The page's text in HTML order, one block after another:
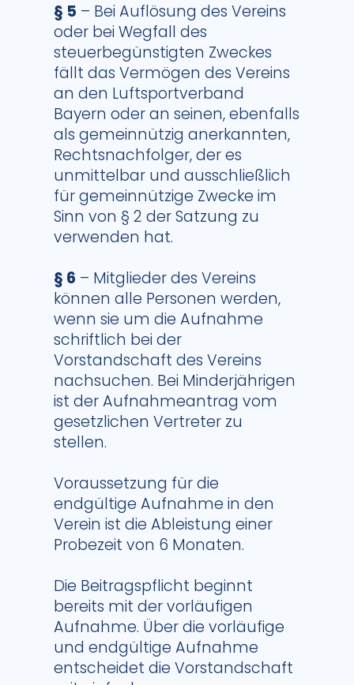
§ 5 – Bei Auflösung des Vereins
oder bei Wegfall des
steuerbegünstigten Zweckes
fällt das Vermögen des Vereins
an den Luftsportverband
Bayern oder an seinen, ebenfalls
als gemeinnützig anerkannten,
Rechtsnachfolger, der es
unmittelbar und ausschließlich
für gemeinnützige Zwecke im
Sinn von § 2 der Satzung zu
verwenden hat.
§ 6 – Mitglieder des Vereins
können alle Personen werden,
wenn sie um die Aufnahme
schriftlich bei der
Vorstandschaft des Vereins
nachsuchen. Bei Minderjährigen
ist der Aufnahmeantrag vom
gesetzlichen Vertreter zu
stellen.
Voraussetzung für die
endgültige Aufnahme in den
Verein ist die Ableistung einer
Probezeit von 6 Monaten.
Die Beitragspflicht beginnt
bereits mit der vorläufigen
Aufnahme. Über die vorläufige
und endgültige Aufnahme
entscheidet die Vorstandschaft